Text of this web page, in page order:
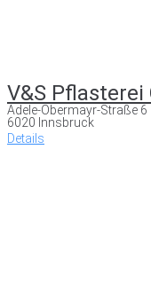
V&S Pflasterei
Adele-Obermayr-Straße 6
6020 Innsbruck
Details